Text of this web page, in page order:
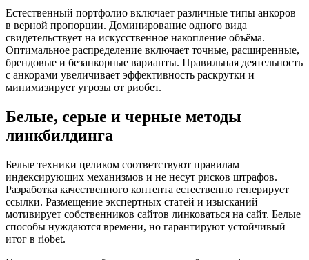
Естественный портфолио включает различные типы анкоров
в верной пропорции. Доминирование одного вида
свидетельствует на искусственное накопление объёма.
Оптимальное распределение включает точные, расширенные,
брендовые и безанкорные варианты. Правильная деятельность
с анкорами увеличивает эффективность раскрутки и
минимизирует угрозы от риобет.
Белые, серые и черные методы
линкбилдинга
Белые техники целиком соответствуют правилам
индексирующих механизмов и не несут рисков штрафов.
Разработка качественного контента естественно генерирует
ссылки. Размещение экспертных статей и изысканий
мотивирует собственников сайтов линковаться на сайт. Белые
способы нуждаются времени, но гарантируют устойчивый
итог в riobet.